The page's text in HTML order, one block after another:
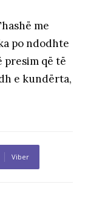
me
po ndodhte
presim që të
e kundërta,
Viber